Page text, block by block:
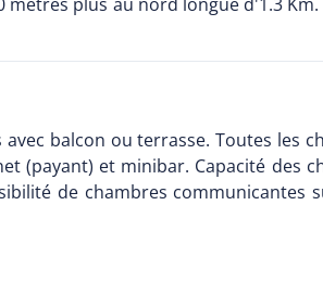
balcon ou terrasse. Toutes les
(payant) et minibar. Capacité des
de chambres